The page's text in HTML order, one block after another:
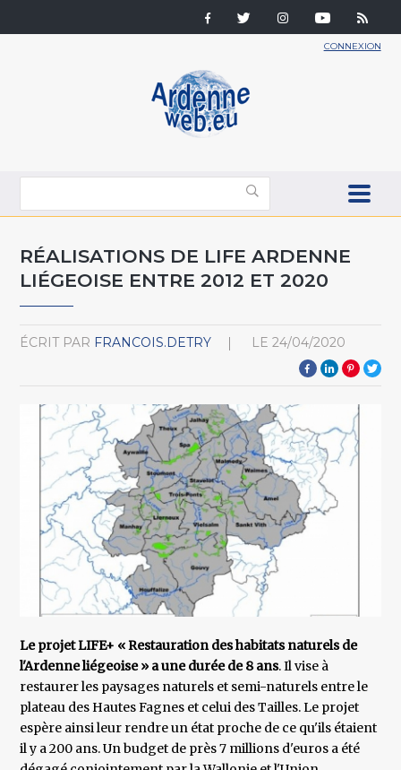
CONNEXION
RÉALISATIONS DE LIFE ARDENNE
LIÉGEOISE ENTRE 2012 ET 2020
ÉCRIT PAR FRANCOIS.DETRY LE 24/04/2020
Le projet LIFE+ « Restauration des habitats naturels de
l'Ardenne liégeoise » a une durée de 8 ans. Il vise à
restaurer les paysages naturels et semi-naturels entre le
plateau des Hautes Fagnes et celui des Tailles. Le projet
espère ainsi leur rendre un état proche de ce qu'ils étaient
il y a 200 ans. Un budget de près 7 millions d'euros a été